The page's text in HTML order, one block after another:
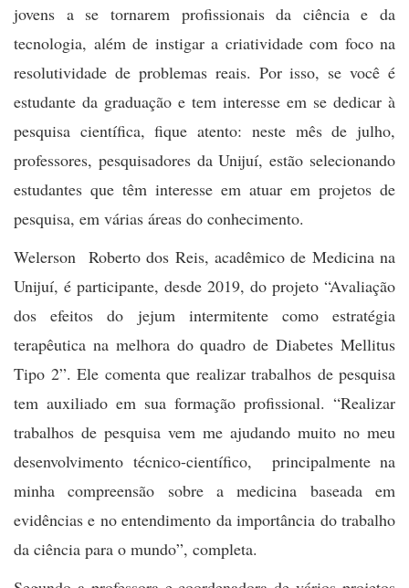
jovens a se tornarem profissionais da ciência e da
tecnologia, além de instigar a criatividade com foco na
resolutividade de problemas reais. Por isso, se você é
estudante da graduação e tem interesse em se dedicar à
pesquisa científica, fique atento: neste mês de julho,
professores, pesquisadores da Unijuí, estão selecionando
estudantes que têm interesse em atuar em projetos de
pesquisa, em várias áreas do conhecimento.
Welerson Roberto dos Reis, acadêmico de Medicina na
Unijuí, é participante, desde 2019, do projeto “Avaliação
dos efeitos do jejum intermitente como estratégia
terapêutica na melhora do quadro de Diabetes Mellitus
Tipo 2”. Ele comenta que realizar trabalhos de pesquisa
tem auxiliado em sua formação profissional. “Realizar
trabalhos de pesquisa vem me ajudando muito no meu
desenvolvimento técnico-científico, principalmente na
minha compreensão sobre a medicina baseada em
evidências e no entendimento da importância do trabalho
da ciência para o mundo”, completa.